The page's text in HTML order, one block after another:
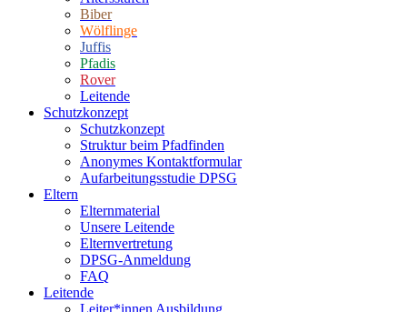
Biber
Wölflinge
Juffis
Pfadis
Rover
Leitende
Schutzkonzept
Schutzkonzept
Struktur beim Pfadfinden
Anonymes Kontaktformular
Aufarbeitungsstudie DPSG
Eltern
Elternmaterial
Unsere Leitende
Elternvertretung
DPSG-Anmeldung
FAQ
Leitende
Leiter*innen Ausbildung